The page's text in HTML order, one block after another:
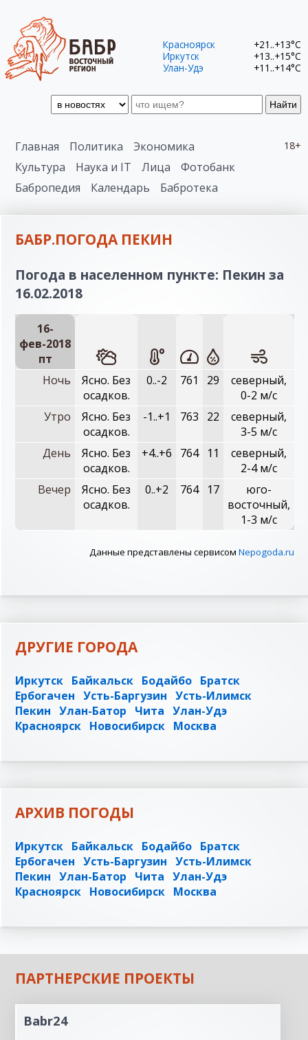
Найти
Красноярск
+21..+13°C
Иркутск
+13..+15°C
Улан-Удэ
+11..+14°C
18+
Главная Политика
Экономика
Культура
Наука и IT Лица
Фотобанк
Бабропедия
Календарь Бабротека
БАБР.ПОГОДА ПЕКИН
Погода в населенном пункте: Пекин за
16.02.2018
16-
фев-2018
пт
Ночь
Ясно. Без
осадков.
0..-2 761 29
северный,
0-2 м/с
Утро
Ясно. Без
осадков.
-1..+1 763 22
северный,
3-5 м/с
День
Ясно. Без
осадков.
+4..+6 764 11
северный,
2-4 м/с
Вечер
Ясно. Без
осадков.
0..+2 764 17
юго-
восточный,
1-3 м/с
Данные представлены сервисом Nepogoda.ru
ДРУГИЕ ГОРОДА
Иркутск Байкальск Бодайбо Братск
Ербогачен Усть-Баргузин Усть-Илимск
Пекин Улан-Батор Чита Улан-Удэ
Красноярск Новосибирск Москва
АРХИВ ПОГОДЫ
Иркутск Байкальск Бодайбо Братск
Ербогачен Усть-Баргузин Усть-Илимск
Пекин Улан-Батор Чита Улан-Удэ
Красноярск Новосибирск Москва
ПАРТНЕРСКИЕ ПРОЕКТЫ
Babr24